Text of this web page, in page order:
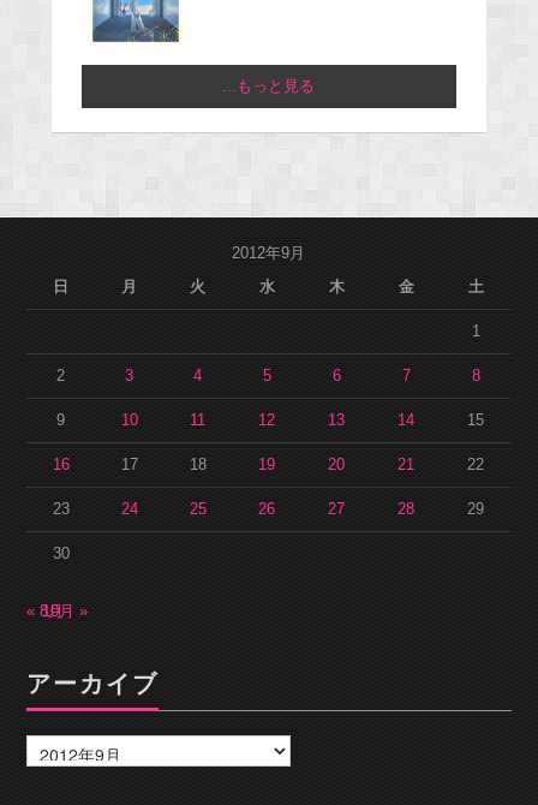
...もっと見る
2012年9月
日
月 火 水 木 金 土
1
2 3 4 5 6 7 8
9 10 11 12 13 14 15
16 17 18 19 20 21 22
23 24 25 26 27 28 29
30
« 8月
10月 »
アーカイブ
ー
カ